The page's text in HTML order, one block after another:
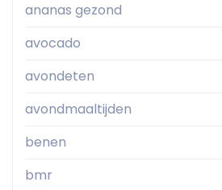
ananas gezond
avocado
avondeten
avondmaaltijden
benen
bmr